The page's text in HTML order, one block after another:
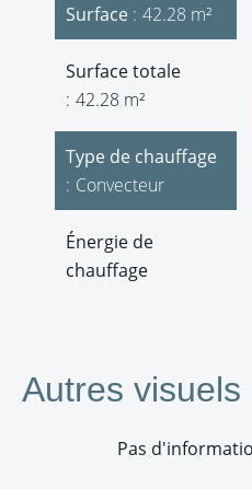
Surface 42.28 m²
Surface totale
42.28 m²
Type de chauffage
Convecteur
Énergie de
chauffage
Autres visuels
Pas